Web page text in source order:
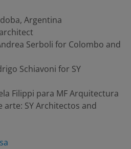
Argentina
Serboli for Colombo and
Schiavoni for SY
Filippi para MF Arquitectura
arte: SY Architectos and